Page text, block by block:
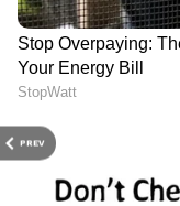
PREV